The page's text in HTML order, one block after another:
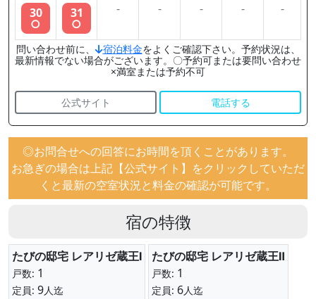
30
○
31
○
- - - - -
問い合わせ前に、 宿泊料金をよくご確認下さい。予約状況は、
最新情報でない場合がございます。〇予約可または要問い合わせ
×満室または予約不可
公式サイト 電話する
◎お問合せへの回答にお時間を頂くことがあります。
お急ぎの場合は上記【公式サイト】をクリックしていただ
くと最新の空室状況と料金の確認が可能です。
宿の特徴
たびの邸宅 レアリゼ蔵王Ⅰ
戸数: 1
定員: 9人迄
たびの邸宅 レアリゼ蔵王Ⅱ
戸数: 1
定員: 6人迄